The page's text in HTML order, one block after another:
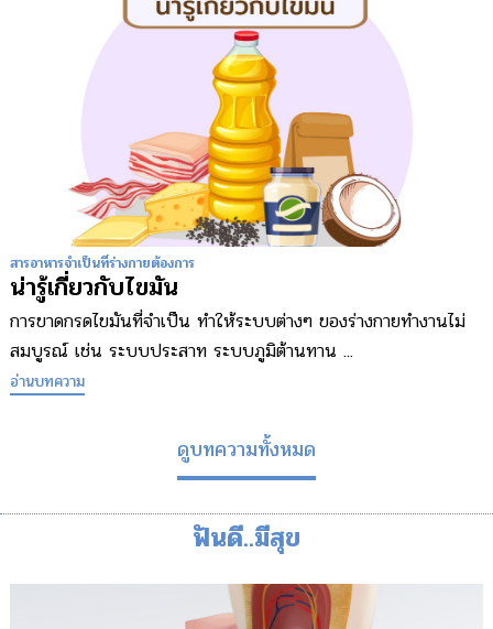
สารอาหารจำเป็นที่ร่างกายต้องการ
น่ารู้เกี่ยวกับไขมัน
การขาดกรดไขมันที่จำเป็น ทำให้ระบบต่างๆ ของร่างกายทำงานไม่
สมบูรณ์ เช่น ระบบประสาท ระบบภูมิต้านทาน ...
อ่านบทความ
ดูบทความทั้งหมด
ฟันดี..มีสุข